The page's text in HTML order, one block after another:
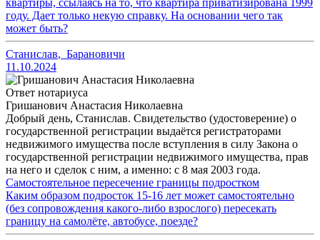
квартиры, ссылаясь на то, что квартира приватизирована 1999
году. Дает только некую справку. На основании чего так
может быть?
Станислав, Барановичи
11.10.2024
Ответ нотариуса
Гришанович Анастасия Николаевна
Добрый день, Станислав. Свидетельство (удостоверение) о
государственной регистрации выдаётся регистраторами
недвижимого имущества после вступления в силу Закона о
государственной регистрации недвижимого имущества, прав
на него и сделок с ним, а именно: с 8 мая 2003 года.
Самостоятельное пересечение границы подростком
Каким образом подросток 15-16 лет может самостоятельно
(без сопровождения какого-либо взрослого) пересекать
границу на самолёте, автобусе, поезде?